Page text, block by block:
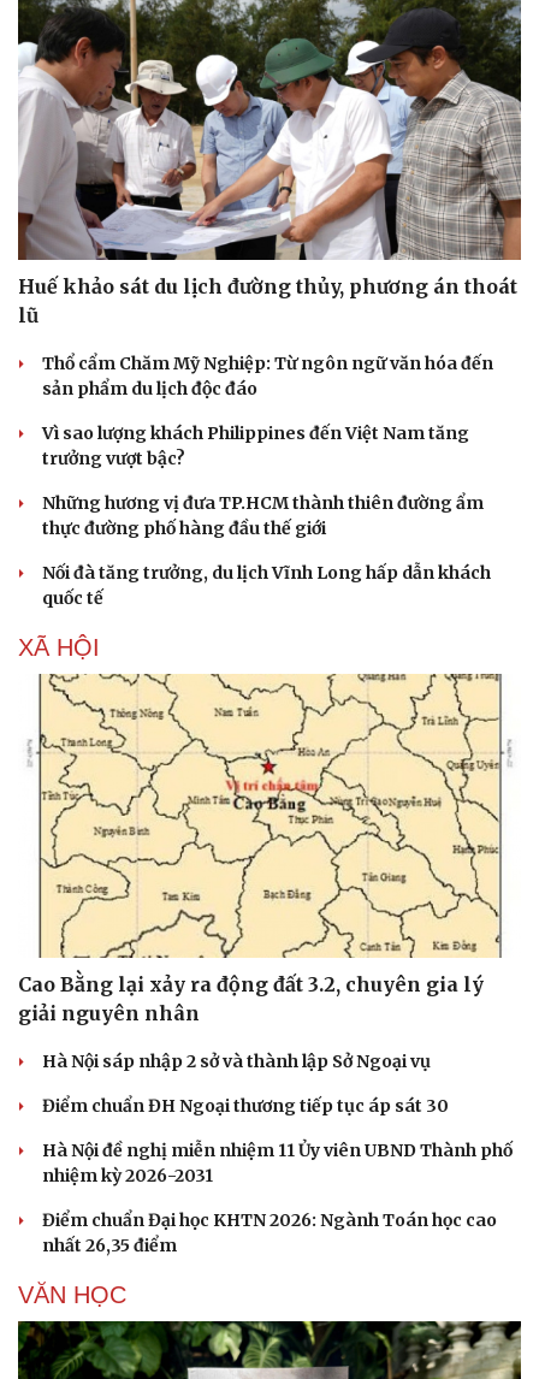
Văn hóa
Sân khấu - Điện ảnh
Văn học
Di sản
Giải trí
Nghệ sĩ
Thời trang
Sao Việt
Huế khảo sát du lịch đường thủy, phương án thoát
lũ
Thổ cẩm Chăm Mỹ Nghiệp: Từ ngôn ngữ văn hóa đến
sản phẩm du lịch độc đáo
Vì sao lượng khách Philippines đến Việt Nam tăng
trưởng vượt bậc?
Những hương vị đưa TP.HCM thành thiên đường ẩm
thực đường phố hàng đầu thế giới
Nối đà tăng trưởng, du lịch Vĩnh Long hấp dẫn khách
quốc tế
XÃ HỘI
Cao Bằng lại xảy ra động đất 3.2, chuyên gia lý
giải nguyên nhân
Hà Nội sáp nhập 2 sở và thành lập Sở Ngoại vụ
Điểm chuẩn ĐH Ngoại thương tiếp tục áp sát 30
Hà Nội đề nghị miễn nhiệm 11 Ủy viên UBND Thành phố
nhiệm kỳ 2026-2031
Điểm chuẩn Đại học KHTN 2026: Ngành Toán học cao
nhất 26,35 điểm
VĂN HỌC